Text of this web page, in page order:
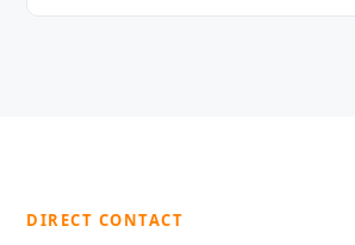
DIRECT CONTACT